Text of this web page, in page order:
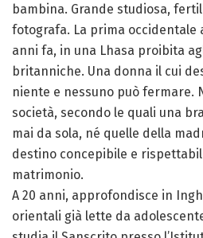
bambina. Grande studiosa,
fotografa. La prima occidentale
anni fa, in una Lhasa proibita
britanniche. Una donna il cui
niente e nessuno può fermare.
società, secondo le quali una
mai da sola, né quelle della
destino concepibile e
matrimonio.
A 20 anni, approfondisce in
orientali già lette da